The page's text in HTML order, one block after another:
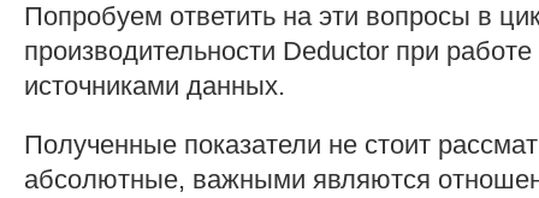
Попробуем ответить на эти вопросы в
производительности Deductor при
источниками данных.
Полученные показатели не стоит
абсолютные, важными являются